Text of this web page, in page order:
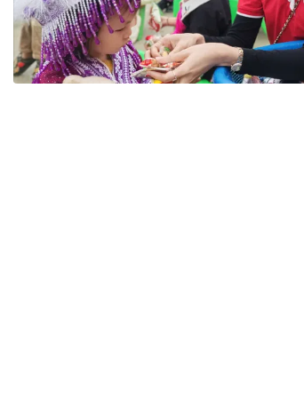
Bộ Chuẩn mực Đạo đức nghề nghiệp
Đối tác